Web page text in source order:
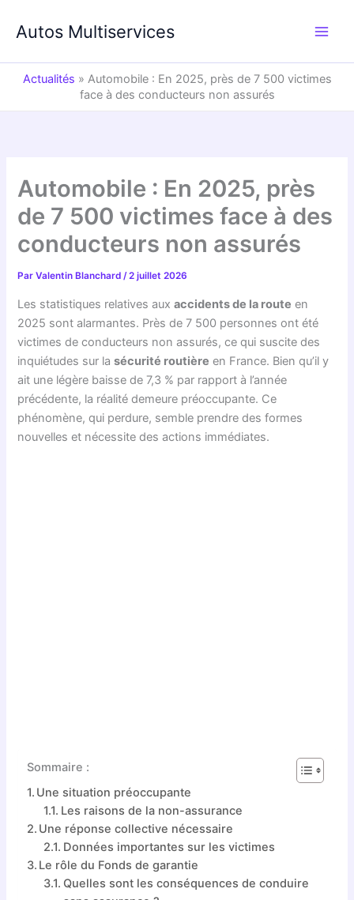
Autos Multiservices
Actualités » Automobile : En 2025, près de 7 500 victimes
face à des conducteurs non assurés
Automobile : En 2025, près
de 7 500 victimes face à des
conducteurs non assurés
ParValentin Blanchard/2 juillet 2026
Les statistiques relatives auxaccidents de la route en
2025 sont alarmantes. Près de 7 500 personnes ont été
victimes de conducteurs non assurés, ce qui suscite des
inquiétudes sur lasécurité routière en France. Bien qu’il y
ait une légère baisse de 7,3 % par rapport à l’année
précédente, la réalité demeure préoccupante. Ce
phénomène, qui perdure, semble prendre des formes
nouvelles et nécessite des actions immédiates.
Sommaire :
Une situation préoccupante
Les raisons de la non-assurance
Une réponse collective nécessaire
Données importantes sur les victimes
Le rôle du Fonds de garantie
Quelles sont les conséquences de conduire